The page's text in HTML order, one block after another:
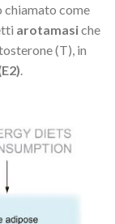
chiamato come
arotamasiche
(T), in